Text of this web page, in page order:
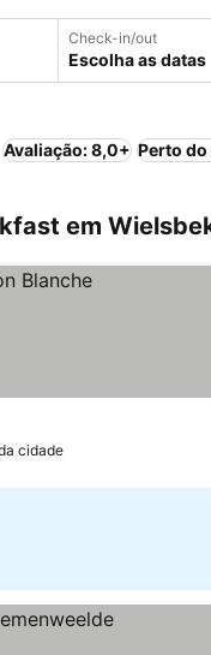
Check-in/out
Escolha as datas
Avaliação: 8,0+ Perto
em
cidade